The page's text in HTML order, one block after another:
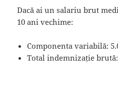
Dacă ai un salariu brut
10 ani vechime:
Componenta variabilă:
Total indemnizație brută: